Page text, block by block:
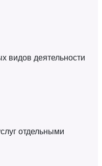
видов деятельности
отдельными